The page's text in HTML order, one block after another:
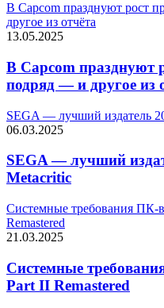
В Capcom празднуют рост
другое из отчёта
13.05.2025
В Capcom празднуют
подряд — и другое из
SEGA — лучший издатель
06.03.2025
SEGA — лучший
Metacritic
Системные требования ПК-
Remastered
21.03.2025
Системные
Part II Remastered